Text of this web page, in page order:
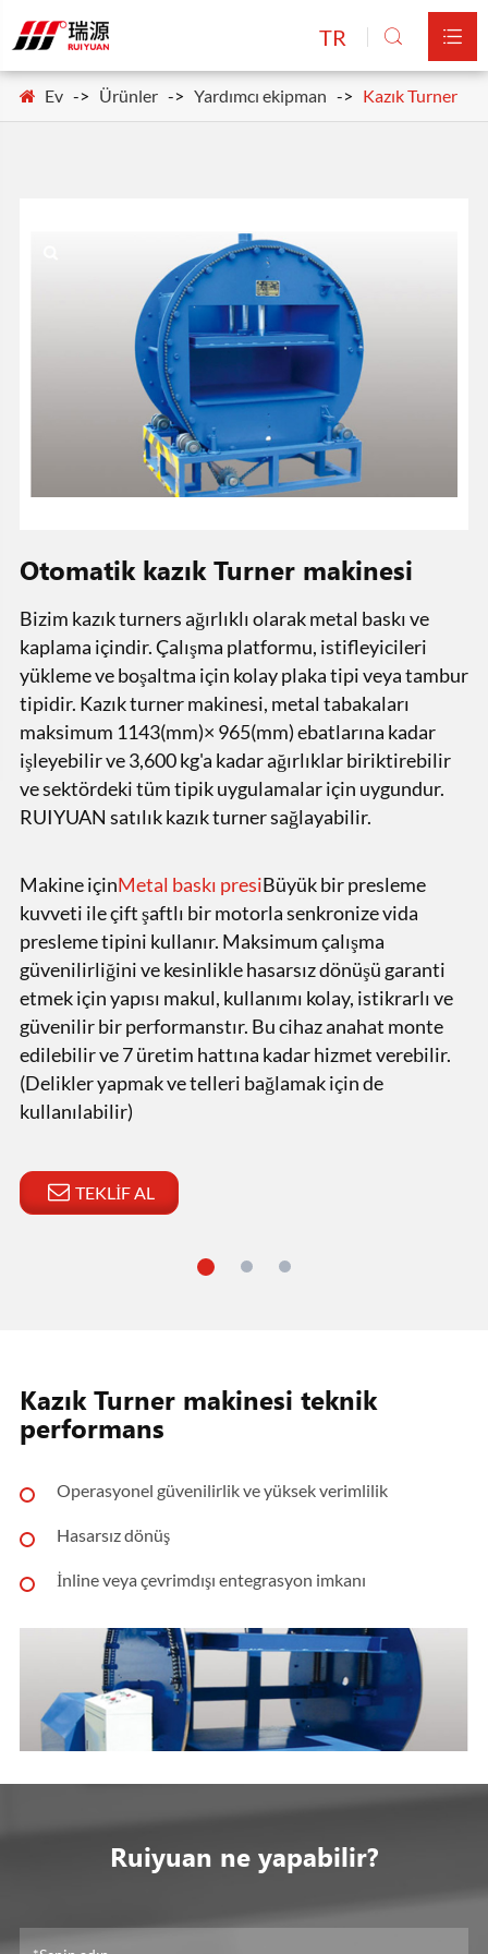
TR  
Ev Ürünler Yardımcı ekipman Kazık Turner
Otomatik kazık Turner makinesi
Bizim kazık turners ağırlıklı olarak metal baskı ve
kaplama içindir. Çalışma platformu, istifleyicileri
yükleme ve boşaltma için kolay plaka tipi veya tambur
tipidir. Kazık turner makinesi, metal tabakaları
maksimum 1143(mm)× 965(mm) ebatlarına kadar
işleyebilir ve 3,600 kg'a kadar ağırlıklar biriktirebilir
ve sektördeki tüm tipik uygulamalar için uygundur.
RUIYUAN satılık kazık turner sağlayabilir.
Makine içinMetal baskı presiBüyük bir presleme
kuvveti ile çift şaftlı bir motorla senkronize vida
presleme tipini kullanır. Maksimum çalışma
güvenilirliğini ve kesinlikle hasarsız dönüşü garanti
etmek için yapısı makul, kullanımı kolay, istikrarlı ve
güvenilir bir performanstır. Bu cihaz anahat monte
edilebilir ve 7 üretim hattına kadar hizmet verebilir.
(Delikler yapmak ve telleri bağlamak için de
kullanılabilir)
TEKLIF AL
Kazık Turner makinesi teknik
performans
Operasyonel güvenilirlik ve yüksek verimlilik
Hasarsız dönüş
İnline veya çevrimdışı entegrasyon imkanı
Ruiyuan ne yapabilir?